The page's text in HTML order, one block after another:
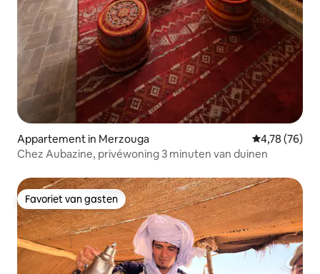
Appartement in Merzouga Gemiddelde
4,78 (76)
Chez Aubazine, privéwoning 3 minuten van duinen
Favoriet van gasten
Favoriet van gasten